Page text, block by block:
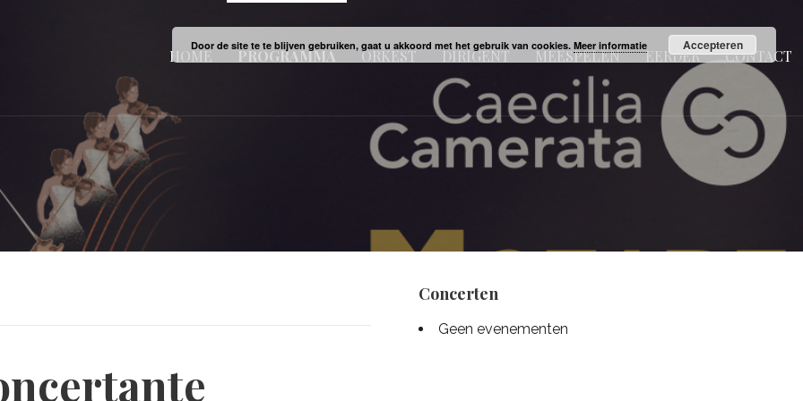
HOME PROGRAMMA ORKEST DIRIGENT MEESPELEN EERDER CONTACT
Concerten
Geen evenementen
Door de site te te blijven gebruiken, gaat u akkoord met het gebruik van cookies. Meer informatie Accepteren